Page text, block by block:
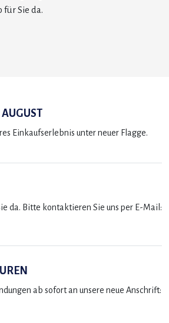
für Sie da.
Einkaufserlebnis unter neuer Flagge.
da. Bitte kontaktieren Sie uns per E-Mail:
ab sofort an unsere neue Anschrift: